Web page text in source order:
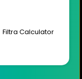
Filtra Calculator